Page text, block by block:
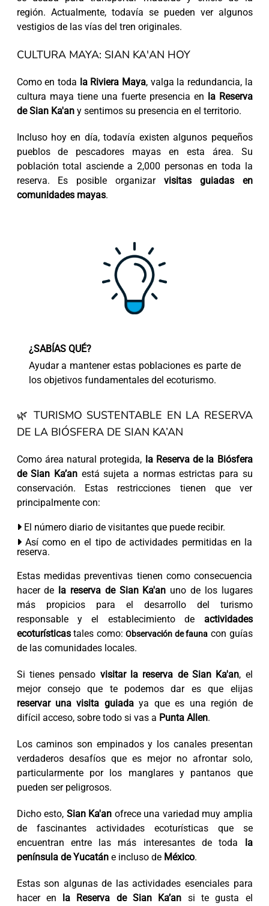
región. Actualmente, todavía se pueden ver algunos
vestigios de las vías del tren originales.
CULTURA MAYA: SIAN KA'AN HOY
Como en toda la Riviera Maya, valga la redundancia, la
cultura maya tiene una fuerte presencia en la Reserva
de Sian Ka'any sentimos su presencia en el territorio.
Incluso hoy en día, todavía existen algunos pequeños
pueblos de pescadores mayas en esta área. Su
población total asciende a 2,000 personas en toda la
reserva. Es posible organizar visitas guiadas en
comunidades mayas.
¿SABÍAS QUÉ?
Ayudar a mantener estas poblaciones es parte de
los objetivos fundamentales del ecoturismo.
🌿 TURISMO SUSTENTABLE EN LA RESERVA
DE LA BIÓSFERA DE SIAN KA’AN
Como área natural protegida, la Reserva de la Biósfera
de Sian Ka’anestá sujeta a normas estrictas para su
conservación. Estas restricciones tienen que ver
principalmente con:
El número diario de visitantes que puede recibir.
Así como en el tipo de actividades permitidas en la
reserva.
Estas medidas preventivas tienen como consecuencia
hacer de la reserva de Sian Ka'an uno de los lugares
más propicios para el desarrollo del turismo
responsable y el establecimiento de actividades
ecoturísticastales como:Observación de fauna con guías
de las comunidades locales.
Si tienes pensado visitar la reserva de Sian Ka'an, el
mejor consejo que te podemos dar es que elijas
reservar una visita guiadaya que es una región de
difícil acceso, sobre todo si vas a Punta Allen.
Los caminos son empinados y los canales presentan
verdaderos desafíos que es mejor no afrontar solo,
particularmente por los manglares y pantanos que
pueden ser peligrosos.
Dicho esto, Sian Ka'an ofrece una variedad muy amplia
de fascinantes actividades ecoturísticas que se
encuentran entre las más interesantes de toda la
península de Yucatáne incluso de México.
Estas son algunas de las actividades esenciales para
hacer en la Reserva de Sian Ka’an si te gusta el